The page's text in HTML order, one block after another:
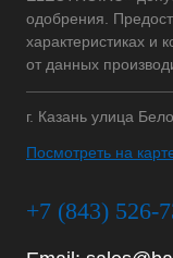
одобрения.
характеристиках и
от данных
г. Казань улица
Посмотреть на
+7 (843) 526-